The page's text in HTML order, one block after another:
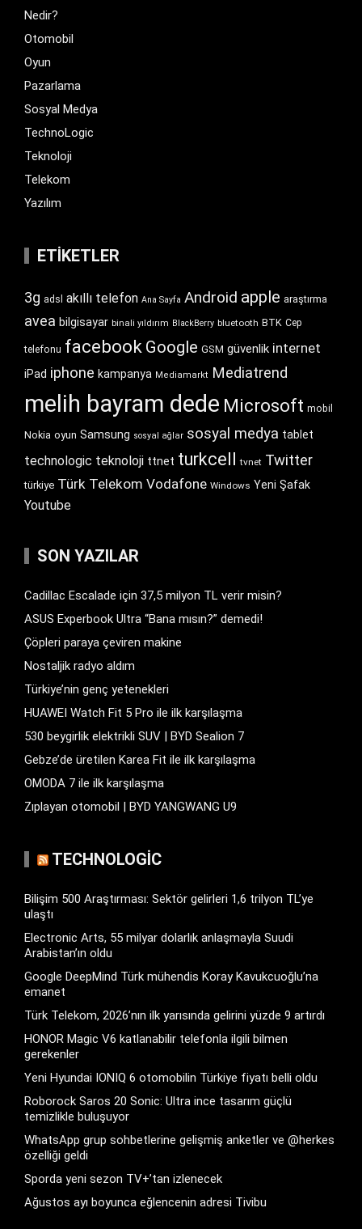
Nedir?
Otomobil
Oyun
Pazarlama
Sosyal Medya
TechnoLogic
Teknoloji
Telekom
Yazılım
ETIKETLER
3g adsl akıllı telefon Ana Sayfa Android apple araştırma
avea bilgisayar binali yıldırım BlackBerry bluetooth BTK Cep
telefonu facebook Google GSM güvenlik internet
iPad iphone kampanya Mediamarkt Mediatrend
melih bayram dede Microsoft mobil
Nokia oyun Samsung sosyal ağlar sosyal medya tablet
technologic teknoloji ttnet turkcell tvnet Twitter
türkiye Türk Telekom Vodafone Windows Yeni Şafak
Youtube
SON YAZILAR
Cadillac Escalade için 37,5 milyon TL verir misin?
ASUS Experbook Ultra “Bana mısın?” demedi!
Çöpleri paraya çeviren makine
Nostaljik radyo aldım
Türkiye’nin genç yetenekleri
HUAWEI Watch Fit 5 Pro ile ilk karşılaşma
530 beygirlik elektrikli SUV | BYD Sealion 7
Gebze’de üretilen Karea Fit ile ilk karşılaşma
OMODA 7 ile ilk karşılaşma
Zıplayan otomobil | BYD YANGWANG U9
TECHNOLOGIC
Bilişim 500 Araştırması: Sektör gelirleri 1,6 trilyon TL’ye
ulaştı
Electronic Arts, 55 milyar dolarlık anlaşmayla Suudi
Arabistan’ın oldu
Google DeepMind Türk mühendis Koray Kavukcuoğlu’na
emanet
Türk Telekom, 2026’nın ilk yarısında gelirini yüzde 9 artırdı
HONOR Magic V6 katlanabilir telefonla ilgili bilmen
gerekenler
Yeni Hyundai IONIQ 6 otomobilin Türkiye fiyatı belli oldu
Roborock Saros 20 Sonic: Ultra ince tasarım güçlü
temizlikle buluşuyor
WhatsApp grup sohbetlerine gelişmiş anketler ve @herkes
özelliği geldi
Sporda yeni sezon TV+’tan izlenecek
Ağustos ayı boyunca eğlencenin adresi Tivibu